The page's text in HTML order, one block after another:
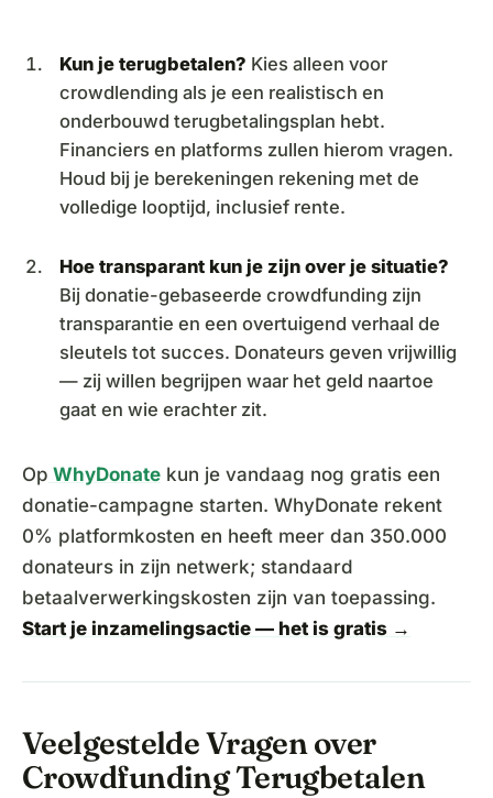
Kun je terugbetalen? Kies alleen voor
crowdlending als je een realistisch en
onderbouwd terugbetalingsplan hebt.
Financiers en platforms zullen hierom vragen.
Houd bij je berekeningen rekening met de
volledige looptijd, inclusief rente.
Hoe transparant kun je zijn over je situatie?
Bij donatie-gebaseerde crowdfunding zijn
transparantie en een overtuigend verhaal de
sleutels tot succes. Donateurs geven vrijwillig
— zij willen begrijpen waar het geld naartoe
gaat en wie erachter zit.
Op WhyDonate kun je vandaag nog gratis een
donatie-campagne starten. WhyDonate rekent
0% platformkosten en heeft meer dan 350.000
donateurs in zijn netwerk; standaard
betaalverwerkingskosten zijn van toepassing.
Start je inzamelingsactie — het is gratis →
Veelgestelde Vragen over
Crowdfunding Terugbetalen